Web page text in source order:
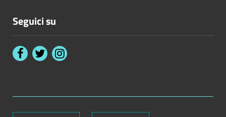
Seguici su